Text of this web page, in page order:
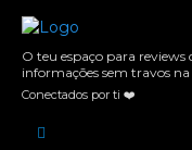
O teu espaço para reviews
informações sem travos
Conectados por ti ❤️